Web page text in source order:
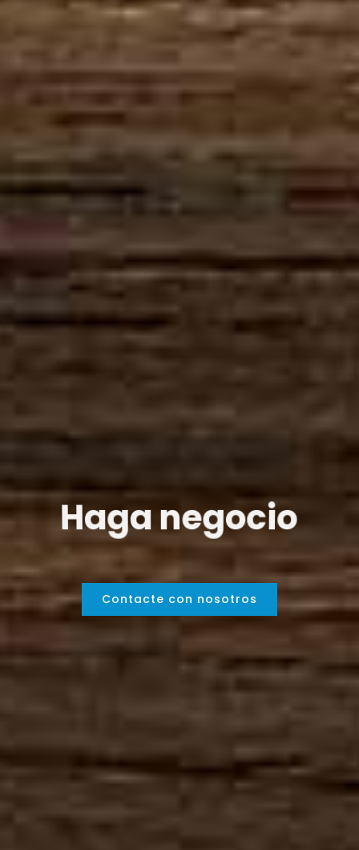
Haga negocio
Contacte con nosotros